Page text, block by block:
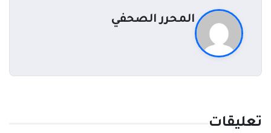
المحرر الصحفي
تعليقات